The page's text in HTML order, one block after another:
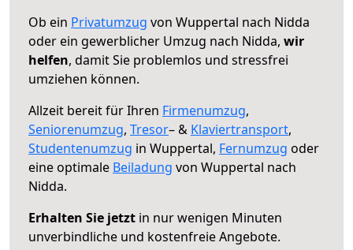
Ob ein Privatumzug von Wuppertal nach Nidda
oder ein gewerblicher Umzug nach Nidda, wir
helfen, damit Sie problemlos und stressfrei
umziehen können.
Allzeit bereit für Ihren Firmenumzug,
Seniorenumzug, Tresor– & Klaviertransport,
Studentenumzug in Wuppertal, Fernumzug oder
eine optimale Beiladung von Wuppertal nach
Nidda.
Erhalten Sie jetzt in nur wenigen Minuten
unverbindliche und kostenfreie Angebote.